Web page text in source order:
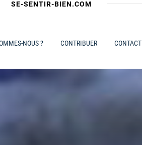
SE-SENTIR-BIEN.COM
NOUS ? CONTRIBUER CONTACT